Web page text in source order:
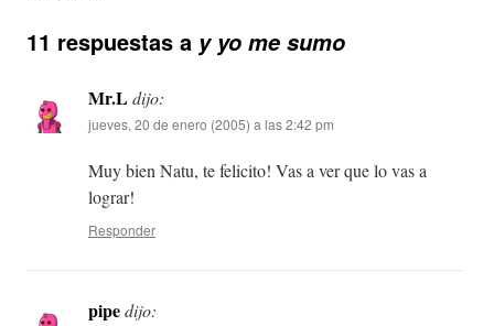
11 respuestas a y yo me sumo
Mr.Ldijo:
jueves, 20 de enero (2005) a las 2:42 pm
Muy bien Natu, te felicito! Vas a ver que lo vas a
lograr!
Responder
pipedijo: